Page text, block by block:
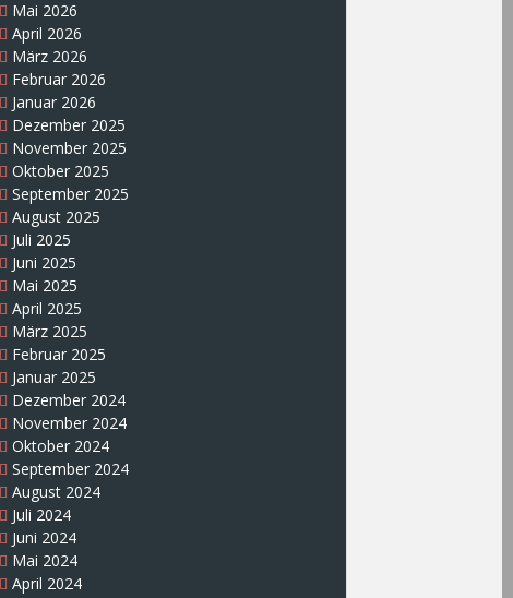
Mai 2026
April 2026
März 2026
Februar 2026
Januar 2026
Dezember 2025
November 2025
Oktober 2025
September 2025
August 2025
Juli 2025
Juni 2025
Mai 2025
April 2025
März 2025
Februar 2025
Januar 2025
Dezember 2024
November 2024
Oktober 2024
September 2024
August 2024
Juli 2024
Juni 2024
Mai 2024
April 2024